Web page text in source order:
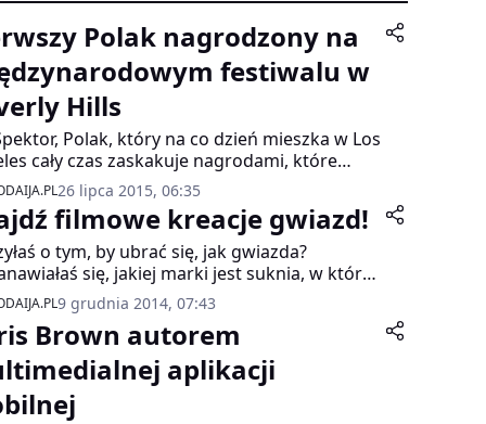
Polak nagrodzony na
festiwalu w
Hills
Polak, który na co dzień mieszka w Los
cały czas zaskakuje nagrodami, które
na całym świecie. Jego filmy nakręcone
były już wszędzie.
26 lipca 2015, 06:35
filmowe kreacje gwiazd!
o tym, by ubrać się, jak gwiazda?
się, jakiej marki jest suknia, w której
ulubiona aktorka wystąpiła w ostatnim
albo jakiej marki okulary nosi Twój idol w
serialu? Teraz możesz błyskawicznie
te sekrety, dzięki nowej aplikacji mobilnej
Znajdź filmowe kreacje gwiazd ze
iPhone’em!
9 grudnia 2014, 07:43
Brown autorem
aplikacji